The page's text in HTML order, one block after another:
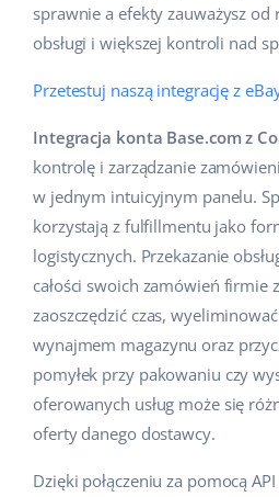
sprawnie a efekty zauważysz od
obsługi i większej kontroli nad
Przetestuj naszą integrację z
Integracja konta Base.com z
kontrolę i zarządzanie
w jednym intuicyjnym panelu.
korzystają z fulfillmentu jako
logistycznych. Przekazanie
całości swoich zamówień firmie
zaoszczędzić czas,
wynajmem magazynu oraz
pomyłek przy pakowaniu czy
oferowanych usług może się
oferty danego dostawcy.
Dzięki połączeniu za pomocą